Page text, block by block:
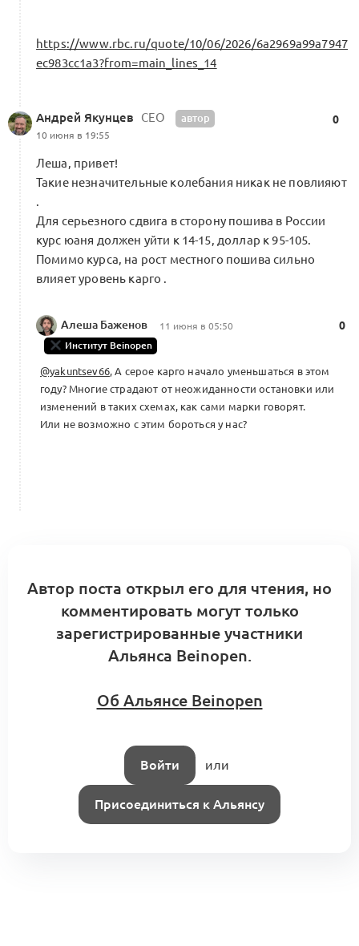
https://www.rbc.ru/quote/10/06/2026/6a2969a99a7947
ec983cc1a3?from=main_lines_14
Андрей Якунцев СЕО автор
10 июня в 19:55
0
Леша, привет!
Такие незначительные колебания никак не повлияют
.
Для серьезного сдвига в сторону пошива в России
курс юаня должен уйти к 14-15, доллар к 95-105.
Помимо курса, на рост местного пошива сильно
влияет уровень карго .
Алеша Баженов 11 июня в 05:50
Институт Beinopen
0
@yakuntsev66, А серое карго начало уменьшаться в этом
году? Многие страдают от неожиданности остановки или
изменений в таких схемах, как сами марки говорят.
Или не возможно с этим бороться у нас?
Автор поста открыл его для чтения, но
комментировать могут только
зарегистрированные участники
Альянса Beinopen.
Об Альянсе Beinopen
Войти или
Присоединиться к Альянсу